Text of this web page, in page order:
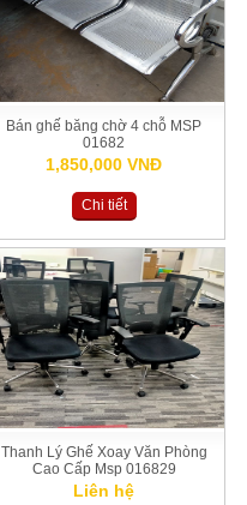
Bán ghế băng chờ 4 chỗ MSP
01682
1,850,000 VNĐ
Chi tiết
Thanh Lý Ghế Xoay Văn Phòng
Cao Cấp Msp 016829
Liên hệ